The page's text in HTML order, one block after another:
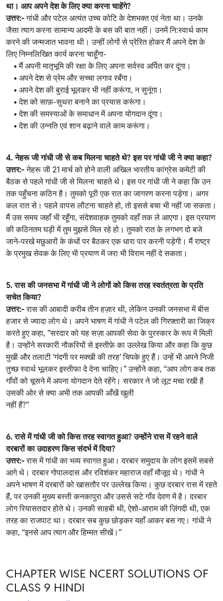
था। आप अपने देश के लिए क्या करना चाहेंगे?
उत्तर:-गांधी और पटेल अत्यंत उच्च कोटि के देशभक्त एवं नेता था। उनके
जैसा त्याग करना सामान्य आदमी के बस की बात नहीं। उनमें नि:स्वार्थ काम
करने की जन्मजात भावना थी। उन्हीं लोगों से प्रेरित होकर मैं अपने देश के
लिए निम्नलिखित कार्य करना चाहूँगा-
• मैं अपनी मातृभूमि की रक्षा के लिए अपना सर्वस्व अर्पित कर दूंगा।
• अपने देश से प्रेम और सच्चा लगाव रबँगा।
• अपने देश की बुराई भूलकर भी नहीं करूंगा, न सुनूंगा।
• देश को साफ़-सुथरा बनाने का प्रयास करूंगा।
• देश की समस्याओं के समाधान में अपना योगदान दूंगा।
• देश की उन्नति एवं शान बढ़ाने वाले काम करूंगा।
4. नेहरू जी गांधी जी से कब मिलना चाहते थे? इस पर गांधी जी ने क्या कहा?
उत्तर:-नेहरू जी 21 मार्च को होने वाली अखिल भारतीय कांग्रेस कमेटी की
बैठक से पहले गांधी जी से मिलना चाहते थे। इस पर गांधी जी ने कहा कि उन
तक पहुँचना कठिन है। तुमको पूरी एक रात का जागरण करना पड़ेगा। अगर
कल रात से। पहले वापस लौटना चाहते हो, तो इससे बचा भी नहीं जा सकता।
मैं उस समय जहाँ भी रहूँगा, संदेशवाहक तुमको वहाँ तक ले आएगा। इस प्रयाण
की कठिनतम घड़ी में तुम मुझसे मिल रहे हो। तुमको रात के लगभग दो बजे
जाने-परखे मछुआरों के कंधों पर बैठकर एक धारा पार करनी पड़ेगी। मैं राष्ट्र
के प्रमुख सेवक के लिए भी प्रयाण में जरा भी विराम नहीं दे सकता।
5. रास की जनसभा में गांधी जी ने लोगों को किस तरह स्वतंत्रता के प्रति
सचेत किया?
उत्तर:-रास की आबादी करीब तीन हज़ार थी, लेकिन उनकी जनसभा में बीस
हजार से ज्यादा लोग थे। अपने भाषण में गांधी ने पटेल की गिरफ़्तारी का जिक्र
करते हुए कहा, ”सरदार को यह सज़ा आपकी सेवा के पुरस्कार के रूप में मिली
है। उन्होंने सरकारी नौकरियों से इस्तीफ़े का उल्लेख किया और कहा कि कुछ
मुखी और तलाटी ‘गंदगी पर मक्खी की तरह’ चिपके हुए हैं। उन्हें भी अपने निजी
तुच्छ स्वार्थ भूलकर इस्तीफा दे देना चाहिए।” उन्होंने कहा, “आप लोग कब तक
गाँवों को चूसने में अपना योगदान देते रहेंगे। सरकार ने जो लूट मचा रखी है
उसकी ओर से क्या अभी तक आपकी आँखें खुली
नहीं हैं?”
6. रासे में गांधी जी को किस तरह स्वागत हुआ? उन्होंने रास में रहने वाले
दरबारों का उदाहरण किस संदर्भ में दिया?
उत्तर:-रास में गांधी का भव्य स्वागत हुआ। दरबार समुदाय के लोग इसमें सबसे
आगे थे। दरबार गोपालदास और रविशंकर महाराज वहाँ मौजूद थे। गांधी ने
अपने भाषण में दरबारों को खासतौर पर उल्लेख किया। कुछ दरबार रास में रहते
हैं, पर उनकी मुख्य बस्ती कनकापुरा और उससे सटे गाँव देवण में है। दरबार
लोग रियासतदार होते थे। उनकी साहबी थी, ऐशो-आराम की ज़िंगदी थी, एक
तरह का राजपाट था। दरबार सब कुछ छोड़कर यहाँ आकर बस गए। गांधी ने
कहा, “इनसे आप त्याग और हिम्मत सीखें।”
CHAPTER WISE NCERT SOLUTIONS OF
CLASS 9 HINDI